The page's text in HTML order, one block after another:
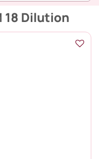
18 Dilution